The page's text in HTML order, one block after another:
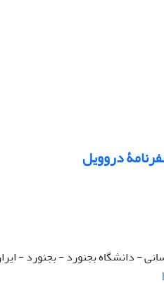
دروویل
- دانشگاه بجنورد - بجنورد -